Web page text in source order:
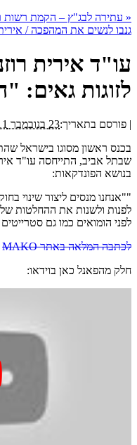
« עתירה לבג"ץ – הקמת רשות
גנבו לנשים את המהפכה /
עו"ד אירית
לזוגות גאים:
| פורסם בתאריך:23 בנובמבר 2011
שבתל אביב, התייחסה עו"ד
בנושא הפונדקאות:
לפנות ולשנות את ההחלטות
לפני הומואים כמו גם
לכתבה המלאה באתר MAKO
חלק מהפאנל כאן בוידאו: